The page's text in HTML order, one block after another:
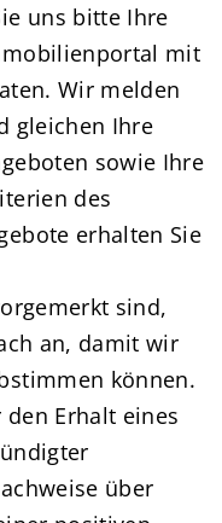
uns bitte Ihre
mit
Wir melden
gleichen Ihre
sowie Ihre
des
erhalten Sie
sind,
an, damit wir
können.
Erhalt eines
über